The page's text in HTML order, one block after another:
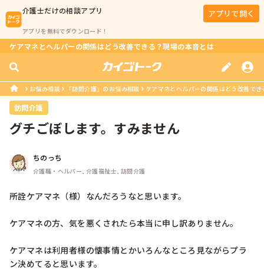
介護士だけの相談アプリ
アプリを無料でダウンロード！
アプリで開く
ケアマネとヘルパーの関係はどう改善できる？現場の本音とは
お悩み相談 「訪問介護」のお悩み相談 ケアマネとヘルパーの関係はどう改善で
訪問介護
グチごぼします。すみません
ちのっち
介護職・ヘルパー, 介護福祉士, 訪問介護
所詮ケアマネ（様）なんだろうなと思います。
ケアマネの方、気を悪くされたら本当に申し訳ありません。
ケアマネは利用者様の懐事情とかいろんなところ見ながらプラ
ン決めてると思います。